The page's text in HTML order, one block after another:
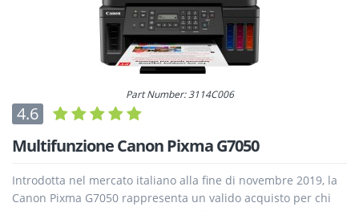
Part Number: 3114C006
4.6
Multifunzione Canon Pixma G7050
Introdotta nel mercato italiano alla fine di novembre 2019, la
Canon Pixma G7050 rappresenta un valido acquisto per chi